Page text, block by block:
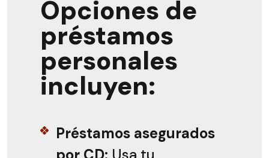
Opciones de
préstamos
personales
incluyen:
Préstamos asegurados